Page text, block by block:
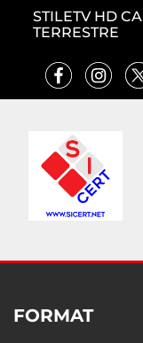
STILETV HD
TERRESTRE
FORMAT